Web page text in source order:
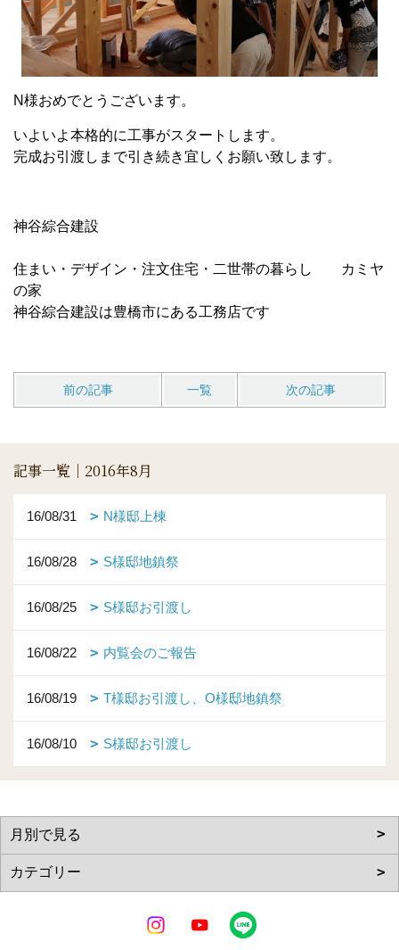
N様おめでとうございます。
いよいよ本格的に工事がスタートします。
完成お引渡しまで引き続き宜しくお願い致します。
神谷綜合建設
住まい・デザイン・注文住宅・二世帯の暮らし カミヤ
の家
神谷綜合建設は豊橋市にある工務店です
前の記事 一覧 次の記事
記事一覧｜2016年8月
16/08/31 N様邸上棟
16/08/28 S様邸地鎮祭
16/08/25 S様邸お引渡し
16/08/22 内覧会のご報告
16/08/19 T様邸お引渡し、O様邸地鎮祭
16/08/10 S様邸お引渡し